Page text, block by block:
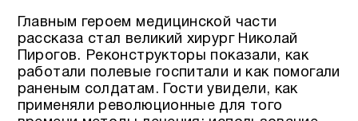
Главным героем медицинской части
рассказа стал великий хирург Николай
Пирогов. Реконструкторы показали, как
работали полевые госпитали и как помогали
раненым солдатам. Гости увидели, как
применяли революционные для того